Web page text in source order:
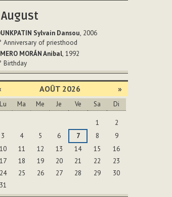
August
Sylvain Dansou, 2006
Anniversary of priesthood
MORÁN Anibal, 1992
Birthday
AOÛT 2026 »
Lu Ma Me Je Ve Sa Di
1
2
3
4 5 6 7 8
9
10
11 12 13 14 15
16
17
18 19 20 21 22
23
24
25 26 27 28 29
30
31